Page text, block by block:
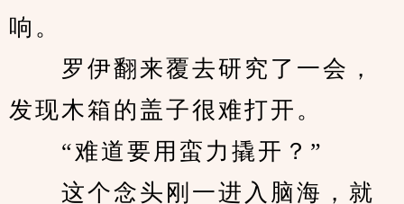
响。
罗伊翻来覆去研究了一会，
发现木箱的盖子很难打开。
“难道要用蛮力撬开？”
这个念头刚一进入脑海，就